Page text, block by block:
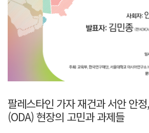
팔레스타인 가자 재건과 서안 안
(ODA) 현장의 고민과 과제들